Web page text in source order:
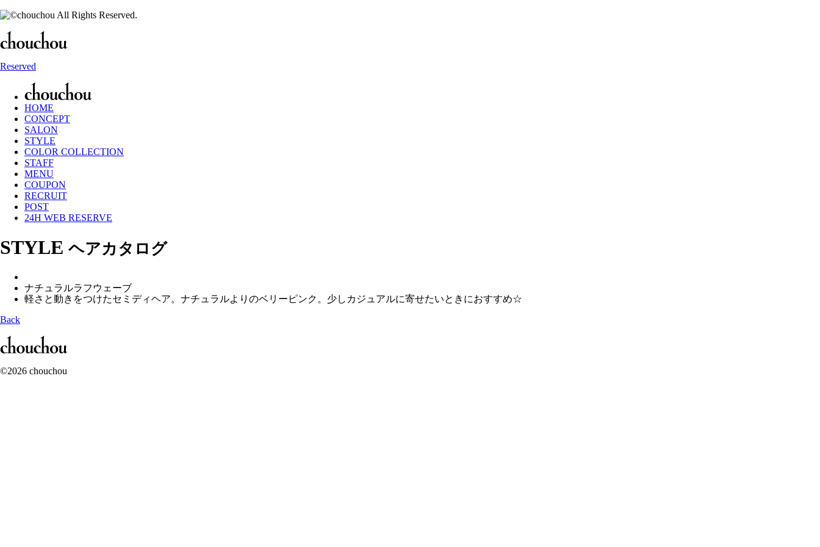
Reserved
HOME
CONCEPT
SALON
STYLE
COLOR COLLECTION
STAFF
MENU
COUPON
RECRUIT
POST
24H WEB RESERVE
STYLE ヘアカタログ
ナチュラルラフウェーブ
軽さと動きをつけたセミディヘア。ナチュラルよりのベリーピンク。少しカジュアルに寄せたいときにおすすめ☆
Back
©2026 chouchou